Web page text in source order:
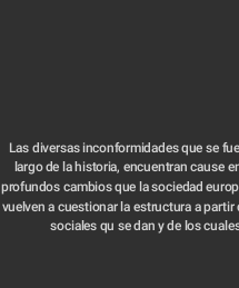
Las diversas inconformidades que se
largo de la historia, encuentran cause
profundos cambios que la sociedad
vuelven a cuestionar la estructura a
sociales qu se dan y de los